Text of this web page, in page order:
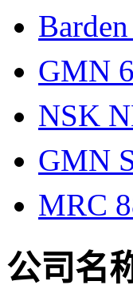
GMN
NSK
GMN
MRC
公司名